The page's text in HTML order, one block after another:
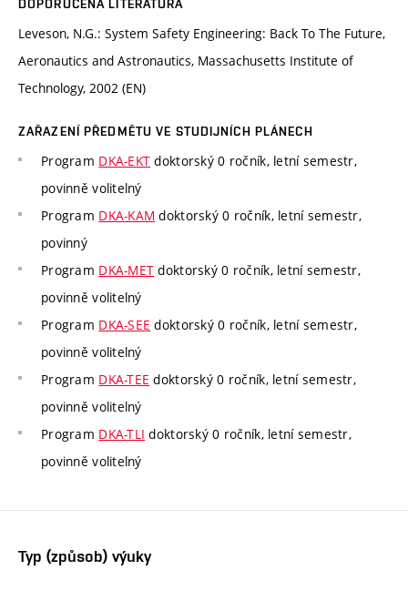
DOPORUČENÁ LITERATURA
Leveson, N.G.: System Safety Engineering: Back To The Future,
Aeronautics and Astronautics, Massachusetts Institute of
Technology, 2002 (EN)
ZAŘAZENÍ PŘEDMĚTU VE STUDIJNÍCH PLÁNECH
Program DKA-EKT doktorský 0 ročník, letní semestr,
povinně volitelný
Program DKA-KAM doktorský 0 ročník, letní semestr,
povinný
Program DKA-MET doktorský 0 ročník, letní semestr,
povinně volitelný
Program DKA-SEE doktorský 0 ročník, letní semestr,
povinně volitelný
Program DKA-TEE doktorský 0 ročník, letní semestr,
povinně volitelný
Program DKA-TLI doktorský 0 ročník, letní semestr,
povinně volitelný
Typ (způsob) výuky